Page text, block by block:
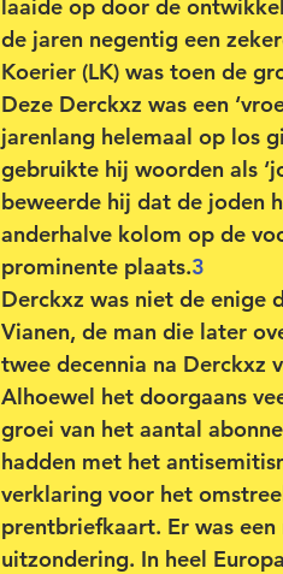
laaide op door de
de jaren negentig een
Koerier (LK) was toen de
Deze Derckxz was een
jarenlang helemaal op los
gebruikte hij woorden als
beweerde hij dat de joden
anderhalve kolom op de
prominente plaats.3
Derckxz was niet de enige
Vianen, de man die later
twee decennia na Derckxz
Alhoewel het doorgaans
groei van het aantal
hadden met het
verklaring voor het
prentbriefkaart. Er was
uitzondering. In heel